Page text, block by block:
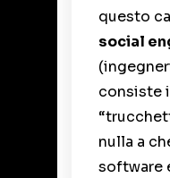
questo
social
consiste
nulla a
software